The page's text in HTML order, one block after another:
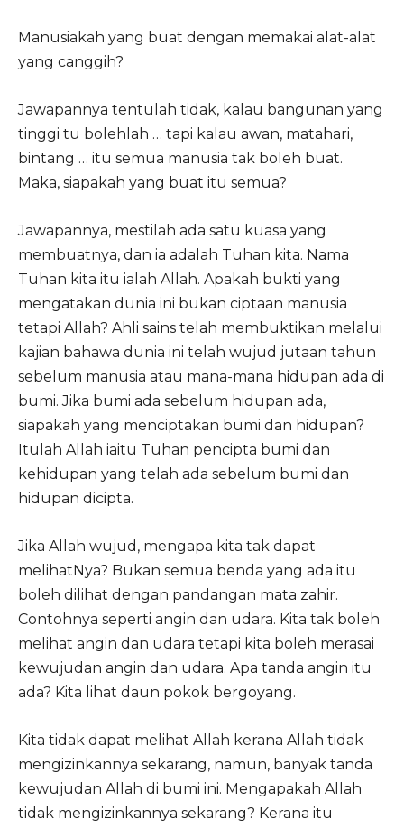
Manusiakah yang buat dengan memakai alat-alat
yang canggih?
Jawapannya tentulah tidak, kalau bangunan yang
tinggi tu bolehlah … tapi kalau awan, matahari,
bintang … itu semua manusia tak boleh buat.
Maka, siapakah yang buat itu semua?
Jawapannya, mestilah ada satu kuasa yang
membuatnya, dan ia adalah Tuhan kita. Nama
Tuhan kita itu ialah Allah. Apakah bukti yang
mengatakan dunia ini bukan ciptaan manusia
tetapi Allah? Ahli sains telah membuktikan melalui
kajian bahawa dunia ini telah wujud jutaan tahun
sebelum manusia atau mana-mana hidupan ada di
bumi. Jika bumi ada sebelum hidupan ada,
siapakah yang menciptakan bumi dan hidupan?
Itulah Allah iaitu Tuhan pencipta bumi dan
kehidupan yang telah ada sebelum bumi dan
hidupan dicipta.
Jika Allah wujud, mengapa kita tak dapat
melihatNya? Bukan semua benda yang ada itu
boleh dilihat dengan pandangan mata zahir.
Contohnya seperti angin dan udara. Kita tak boleh
melihat angin dan udara tetapi kita boleh merasai
kewujudan angin dan udara. Apa tanda angin itu
ada? Kita lihat daun pokok bergoyang.
Kita tidak dapat melihat Allah kerana Allah tidak
mengizinkannya sekarang, namun, banyak tanda
kewujudan Allah di bumi ini. Mengapakah Allah
tidak mengizinkannya sekarang? Kerana itu